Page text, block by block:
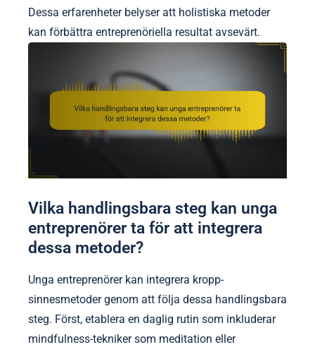
Dessa erfarenheter belyser att holistiska metoder
kan förbättra entreprenöriella resultat avsevärt.
Vilka handlingsbara steg kan unga
entreprenörer ta för att integrera
dessa metoder?
Unga entreprenörer kan integrera kropp-
sinnesmetoder genom att följa dessa handlingsbara
steg. Först, etablera en daglig rutin som inkluderar
mindfulness-tekniker som meditation eller